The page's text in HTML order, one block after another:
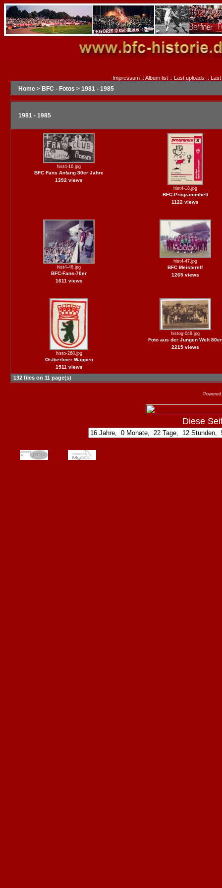
Impressum:: Album list:: Last uploads :: Last
Home > BFC - Fotos > 1981 - 1985
1981 - 1985
hist4-16.jpg
BFC Fans Anfang 80er Jahre
1392 views
hist4-18.jpg
BFC-Programmheft
1122 views
hist4-46.jpg
BFC-Fans-70er
1611 views
hist4-47.jpg
BFC Meisterelf
1265 views
histo-268.jpg
Ostberliner Wappen
1511 views
histog-048.jpg
Foto aus der Jungen Welt 80er
2215 views
132 files on 11 page(s)
Diese